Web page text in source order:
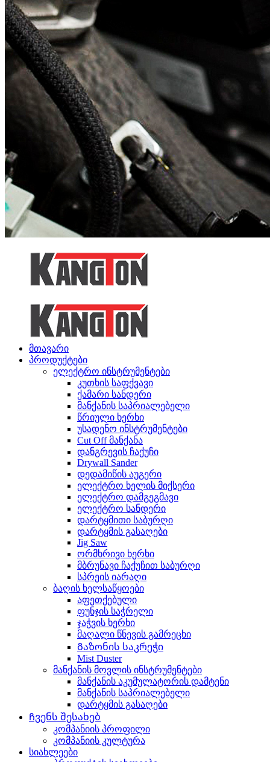
მთავარი
პროდუქტები
ელექტრო ინსტრუმენტები
კუთხის საფქვავი
ქამარი სანდერი
მანქანის საპრიალებელი
წრიული ხერხი
უსადენო ინსტრუმენტები
Cut Off მანქანა
დანგრევის ჩაქუჩი
Drywall Sander
დედამიწის აუგერი
ელექტრო ხელის მიქსერი
ელექტრო დამგეგმავი
ელექტრო სანდერი
დარტყმითი საბურღი
დარტყმის გასაღები
Jig Saw
ორმხრივი ხერხი
მბრუნავი ჩაქუჩით საბურღი
სპრეის იარაღი
ბაღის ხელსაწყოები
აფეთქებული
ფუნჯის საჭრელი
ჯაჭვის ხერხი
მაღალი წნევის გამრეცხი
Გაზონის საკრეჭი
Mist Duster
მანქანის მოვლის ინსტრუმენტები
მანქანის აკუმულატორის დამტენი
მანქანის საპრიალებელი
დარტყმის გასაღები
Ჩვენს შესახებ
კომპანიის პროფილი
კომპანიის კულტურა
სიახლეები